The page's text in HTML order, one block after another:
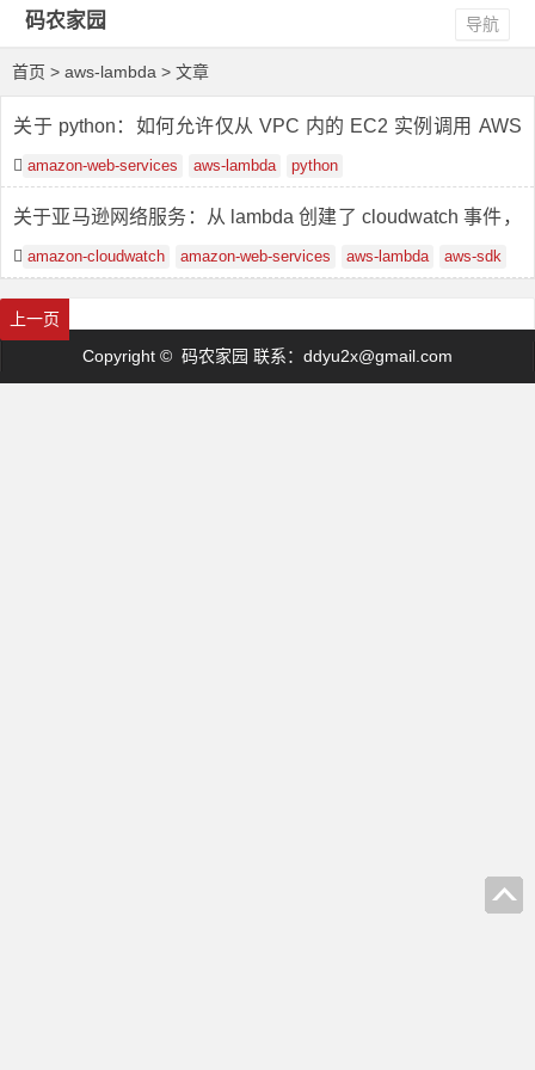
码农家园 导航
首页 > aws-lambda > 文章
关于 python：如何允许仅从 VPC 内的 EC2 实例调用 AWS
Lambda 函数
amazon-web-services aws-lambda python
关于亚马逊网络服务：从 lambda 创建了 cloudwatch 事件，
但在 Cloudwatch 事件中没有任何内容
amazon-cloudwatch amazon-web-services aws-lambda aws-sdk
首页上一页
2
Copyright © 码农家园 联系： ddyu2x@gmail.com